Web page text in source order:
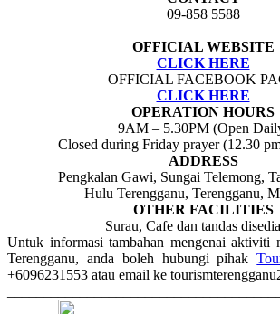
09-858 5588
OFFICIAL WEBSITE
CLICK HERE
OFFICIAL FACEBOOK
CLICK HERE
OPERATION HOURS
9AM – 5.30PM (Open
Closed during Friday prayer (12.30
ADDRESS
Pengkalan Gawi, Sungai Telemong,
Hulu Terengganu, Terengganu,
OTHER FACILITIES
Surau, Cafe dan tandas
Untuk informasi tambahan mengenai aktiviti
Terengganu, anda boleh hubungi pihak
+6096231553 atau email ke